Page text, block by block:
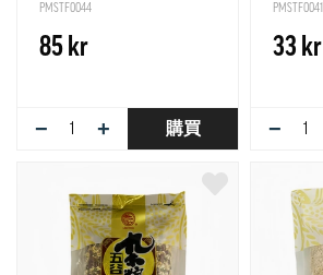
PMSTF0044
85 kr
− + 購買
PMSTF0041
33 kr
−